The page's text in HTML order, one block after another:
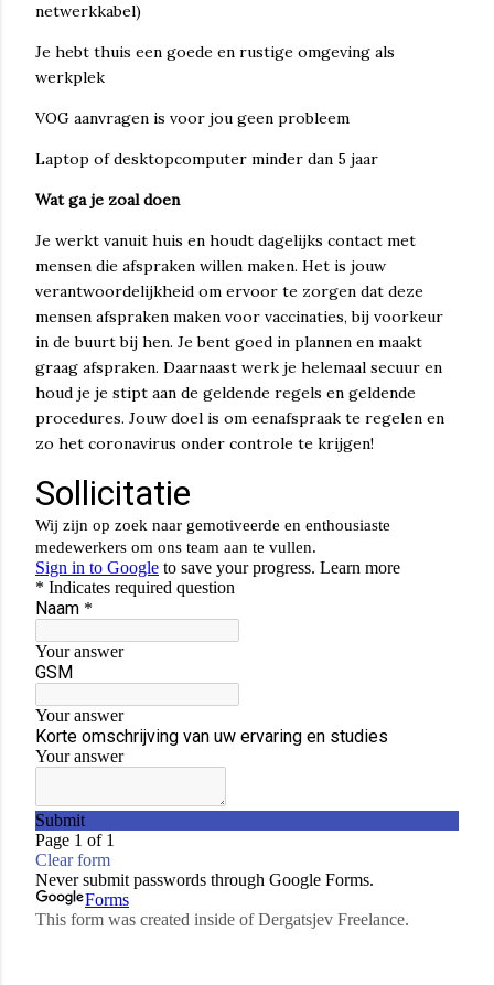
netwerkkabel)
Je hebt thuis een goede en rustige omgeving als
werkplek
VOG aanvragen is voor jou geen probleem
Laptop of desktopcomputer minder dan 5 jaar
Wat ga je zoal doen
Je werkt vanuit huis en houdt dagelijks contact met
mensen die afspraken willen maken. Het is jouw
verantwoordelijkheid om ervoor te zorgen dat deze
mensen afspraken maken voor vaccinaties, bij voorkeur
in de buurt bij hen. Je bent goed in plannen en maakt
graag afspraken. Daarnaast werk je helemaal secuur en
houd je je stipt aan de geldende regels en geldende
procedures. Jouw doel is om een ​​afspraak te regelen en
zo het coronavirus onder controle te krijgen!